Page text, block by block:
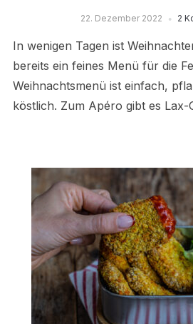
22. Dezember 2022 2
In wenigen Tagen ist
bereits ein feines Menü für die
Weihnachtsmenü ist einfach,
köstlich. Zum Apéro gibt es